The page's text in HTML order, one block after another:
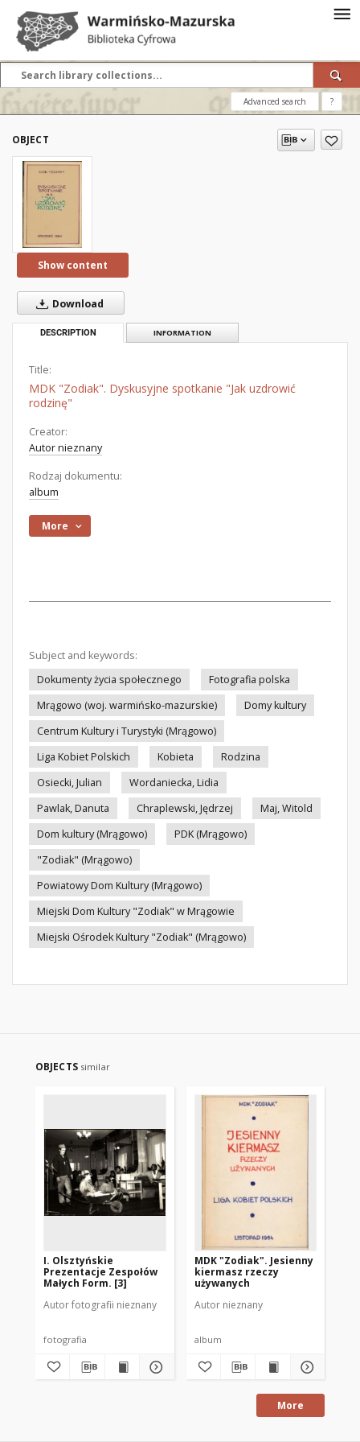
Advanced search ?
OBJECT
Show content
Download
DESCRIPTION INFORMATION
Title:
MDK "Zodiak". Dyskusyjne spotkanie "Jak uzdrowić
rodzinę"
Creator:
Autor nieznany
Rodzaj dokumentu:
album
More
Subject and keywords:
Dokumenty życia społecznego
Fotografia polska
Mrągowo (woj. warmińsko-mazurskie)
Domy kultury
Centrum Kultury i Turystyki (Mrągowo)
Liga Kobiet Polskich
Kobieta
Rodzina
Osiecki, Julian
Wordaniecka, Lidia
Pawlak, Danuta
Chraplewski, Jędrzej
Maj, Witold
Dom kultury (Mrągowo)
PDK (Mrągowo)
"Zodiak" (Mrągowo)
Powiatowy Dom Kultury (Mrągowo)
Miejski Dom Kultury "Zodiak" w Mrągowie
Miejski Ośrodek Kultury "Zodiak" (Mrągowo)
OBJECTS similar
I. Olsztyńskie
Prezentacje Zespołów
Małych Form. [3]
Autor fotografii nieznany
fotografia
MDK "Zodiak". Jesienny
kiermasz rzeczy
używanych
Autor nieznany
album
More